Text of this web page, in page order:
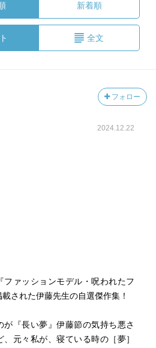
新着順
全文
フォロー
2024.12.22
ァッションモデル・呪われたフ
された伊藤先生の自選傑作集！
が『長い夢』伊藤節の気持ち悪さ
元々私が、寝ている時の［夢］